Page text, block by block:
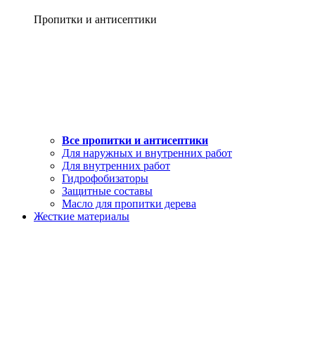
Пропитки и антисептики
Все пропитки и антисептики
Для наружных и внутренних работ
Для внутренних работ
Гидрофобизаторы
Защитные составы
Масло для пропитки дерева
Жесткие материалы